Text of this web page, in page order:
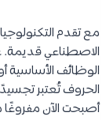
مع تقدم
الاصطناعي قديمة.
الوظائف الأساسية
الحروف تُعتبر
أصبحت الآن